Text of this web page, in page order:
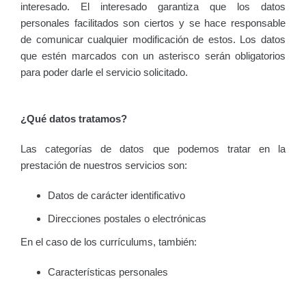
interesado. El interesado garantiza que los datos
personales facilitados son ciertos y se hace responsable
de comunicar cualquier modificación de estos. Los datos
que estén marcados con un asterisco serán obligatorios
para poder darle el servicio solicitado.
¿Qué datos tratamos?
Las categorías de datos que podemos tratar en la
prestación de nuestros servicios son:
Datos de carácter identificativo
Direcciones postales o electrónicas
En el caso de los currículums, también:
Características personales